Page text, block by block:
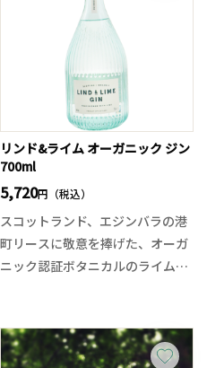
初心者や女性にもお勧めの1本で
す。こちらは一人〜二人で飲み切
りやすく、持ち運びも楽な四合瓶
タイプとなります。
リンド&ライム オーガニック ジン
700ml
5,720円（税込）
スコットランド、エジンバラの港
町リースに敬意を捧げた、オーガ
ニック認証ボタニカルのライム香
ムの爽快なジューシーさ、ピンク
ペッパー由来の柔らかなベリー感